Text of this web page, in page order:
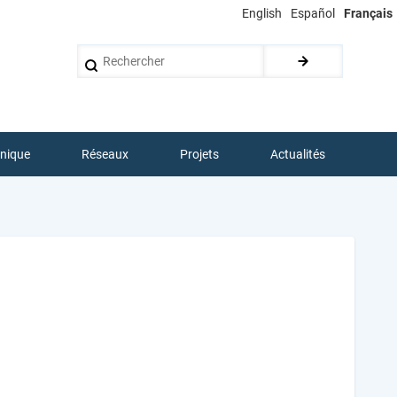
English Español Français
Rechercher
Réseaux Projets Actualités